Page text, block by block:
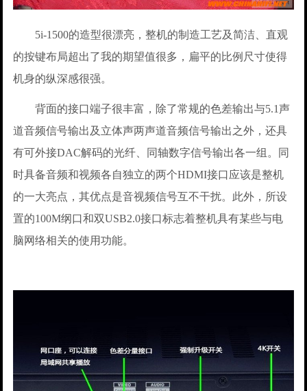
5i-1500的造型很漂亮，整机的制造工艺及简洁、直观
的按键布局超出了我的期望值很多，扁平的比例尺寸使得
机身的纵深感很强。
背面的接口端子很丰富，除了常规的色差输出与5.1声
道音频信号输出及立体声两声道音频信号输出之外，还具
有可外接DAC解码的光纤、同轴数字信号输出各一组。同
时具备音频和视频各自独立的两个HDMI接口应该是整机
的一大亮点，其优点是音视频信号互不干扰。此外，所设
置的100M纲口和双USB2.0接口标志着整机具有某些与电
脑网络相关的使用功能。